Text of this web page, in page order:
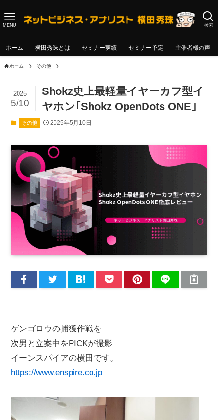
検索
MENU
ホーム 横田秀珠とは セミナー実績 セミナー予定 主催者様の声
ホーム その他
Shokz史上最軽量イヤーカフ型イ
ヤホン｢Shokz OpenDots ONE｣
2025
5/10
その他 2025年5月10日
ゲンゴロウの捕獲作戦を
次男と立案中をPICKが撮影
イーンスパイアの横田です。
https://www.enspire.co.jp